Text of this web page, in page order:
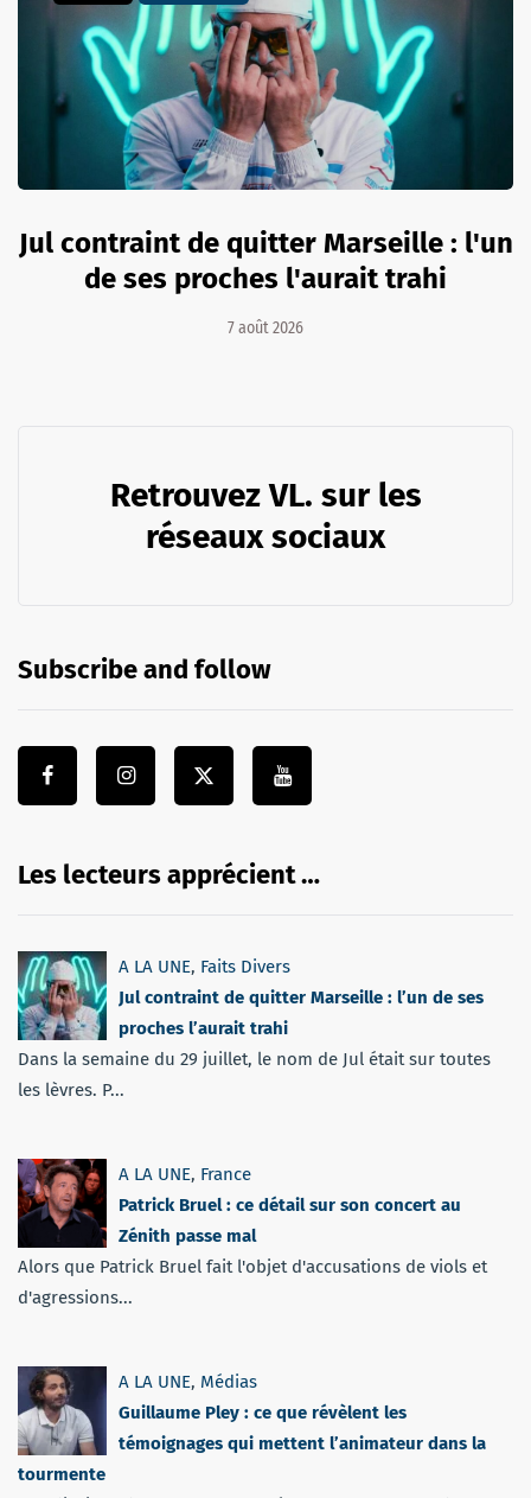
Jul contraint de quitter Marseille : l'un
de ses proches l'aurait trahi
7 août 2026
Retrouvez VL. sur les
réseaux sociaux
Subscribe and follow
Les lecteurs apprécient …
A LA UNE, Faits Divers
Jul contraint de quitter Marseille : l’un de ses
proches l’aurait trahi
Dans la semaine du 29 juillet, le nom de Jul était sur toutes
les lèvres. P...
A LA UNE, France
Patrick Bruel : ce détail sur son concert au
Zénith passe mal
Alors que Patrick Bruel fait l'objet d'accusations de viols et
d'agressions...
A LA UNE, Médias
Guillaume Pley : ce que révèlent les
témoignages qui mettent l’animateur dans la
tourmente